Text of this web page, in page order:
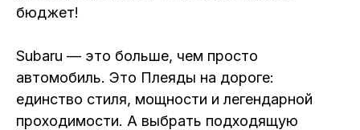
бюджет!
Subaru — это больше, чем просто
автомобиль. Это Плеяды на дороге:
единство стиля, мощности и легендарной
проходимости. А выбрать подходящую